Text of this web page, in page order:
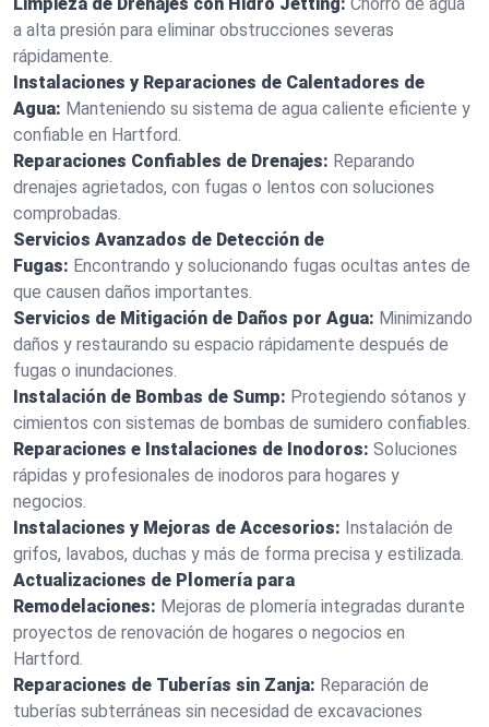
a alta presión para eliminar obstrucciones severas
rápidamente.
Instalaciones y Reparaciones de Calentadores de
Agua: Manteniendo su sistema de agua caliente eficiente y
confiable en Hartford.
Reparaciones Confiables de Drenajes: Reparando
drenajes agrietados, con fugas o lentos con soluciones
comprobadas.
Servicios Avanzados de Detección de
Fugas: Encontrando y solucionando fugas ocultas antes de
que causen daños importantes.
Servicios de Mitigación de Daños por Agua: Minimizando
daños y restaurando su espacio rápidamente después de
fugas o inundaciones.
Instalación de Bombas de Sump: Protegiendo sótanos y
cimientos con sistemas de bombas de sumidero confiables.
Reparaciones e Instalaciones de Inodoros: Soluciones
rápidas y profesionales de inodoros para hogares y
negocios.
Instalaciones y Mejoras de Accesorios: Instalación de
grifos, lavabos, duchas y más de forma precisa y estilizada.
Actualizaciones de Plomería para
Remodelaciones: Mejoras de plomería integradas durante
proyectos de renovación de hogares o negocios en
Hartford.
Reparaciones de Tuberías sin Zanja: Reparación de
tuberías subterráneas sin necesidad de excavaciones